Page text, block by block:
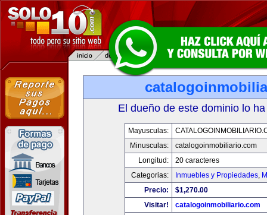
El dueño de este dominio lo
Mayusculas:
Minusculas:
catalogoinmobiliario.com
Longitud:
20 caracteres
Categorias:
Inmuebles y Propiedades,
Precio:
$1,270.00
Visitar!
catalogoinmobiliario.com